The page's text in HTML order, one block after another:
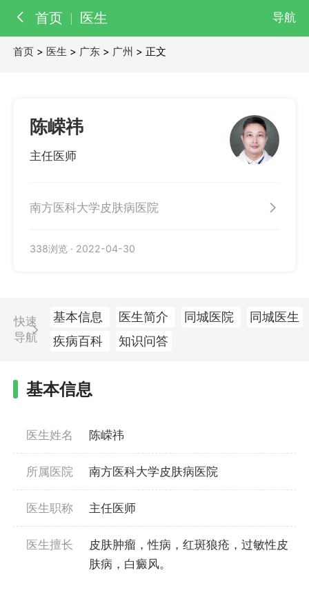
首页 医生 导航
医生
首页 > 医生 > 广东 > 广州 > 正文
陈嵘祎
主任医师
南方医科大学皮肤病医院
338浏览 · 2022-04-30
快速
导航
基本信息 医生简介 同城医院
同城医生
疾病百科
知识问答
基本信息
医生姓名 陈嵘祎
所属医院 南方医科大学皮肤病医院
医生职称 主任医师
医生擅长
皮肤肿瘤，性病，红斑狼疮，过敏性皮
肤病，白癜风。